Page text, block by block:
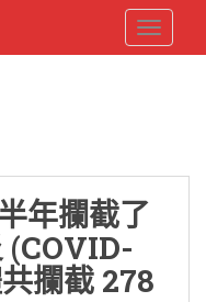
年攔截了
(COVID-
攔截 278